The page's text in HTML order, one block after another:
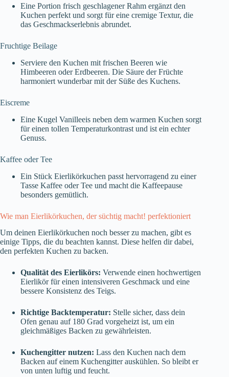
Eine Portion frisch geschlagener Rahm ergänzt den
Kuchen perfekt und sorgt für eine cremige Textur, die
das Geschmackserlebnis abrundet.
Fruchtige Beilage
Serviere den Kuchen mit frischen Beeren wie
Himbeeren oder Erdbeeren. Die Säure der Früchte
harmoniert wunderbar mit der Süße des Kuchens.
Eiscreme
Eine Kugel Vanilleeis neben dem warmen Kuchen sorgt
für einen tollen Temperaturkontrast und ist ein echter
Genuss.
Kaffee oder Tee
Ein Stück Eierlikörkuchen passt hervorragend zu einer
Tasse Kaffee oder Tee und macht die Kaffeepause
besonders gemütlich.
Wie man Eierlikörkuchen, der süchtig macht! perfektioniert
Um deinen Eierlikörkuchen noch besser zu machen, gibt es
einige Tipps, die du beachten kannst. Diese helfen dir dabei,
den perfekten Kuchen zu backen.
Qualität des Eierlikörs: Verwende einen hochwertigen
Eierlikör für einen intensiveren Geschmack und eine
bessere Konsistenz des Teigs.
Richtige Backtemperatur: Stelle sicher, dass dein
Ofen genau auf 180 Grad vorgeheizt ist, um ein
gleichmäßiges Backen zu gewährleisten.
Kuchengitter nutzen: Lass den Kuchen nach dem
Backen auf einem Kuchengitter auskühlen. So bleibt er
von unten luftig und feucht.